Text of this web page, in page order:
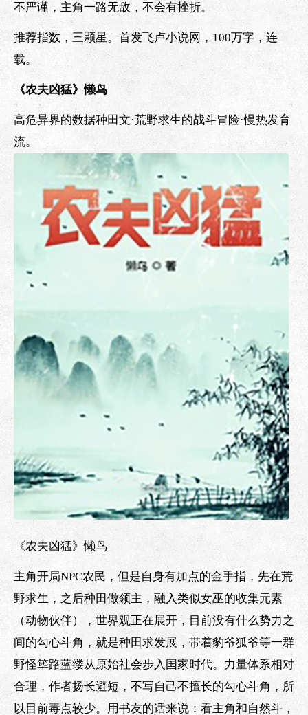
不严谨，主角一路无敌，不会有挫折。
推荐指数，三颗星。首发飞卢小说网，100万字，连
载。
《农夫凶猛》懒鸟
高危异界的数据种田文·荒野求生的战斗冒险·慢热发育
流。
《农夫凶猛》懒鸟
主角开局NPC农民，但是自身有加点的金手指，先在荒
野求生，之后种田做领主，融入类似女巫的收集元素
（动物伙伴），世界观正在展开，目前没有什么势力之
间的勾心斗角，就是种田求发展，带着豹爷狐爷等一群
野怪筚路蓝缕从原始社会步入国家时代。力量体系相对
合理，作者扬长避短，不写自己不擅长的勾心斗角，所
以目前毒点较少。用书友的话来说：看主角和自然斗，